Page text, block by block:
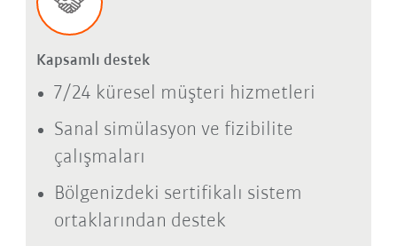
Kapsamlı destek
7/24 küresel müşteri hizmetleri
Sanal simülasyon ve fizibilite
çalışmaları
Bölgenizdeki sertifikalı sistem
ortaklarından destek